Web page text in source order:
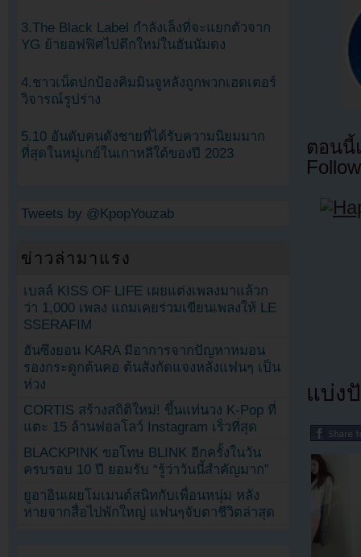
ตอนนี้
แบ่ง
3.The Black Label กำลังเล็งที่จะแยกตัวจาก
YG ย้ายอฟฟิศไปตึกใหม่ในฮันนัมดง
4.ชาวเน็ตปกป้องคิมมินจูหลังถูกพวกเฮดเตอร์
วิจารณ์รูปร่าง
5.10 อันดับคนดังชายที่ได้รับความนิยมมาก
ที่สุดในหมู่เกย์ในเกาหลีใต้ของปี 2023
Tweets by @KpopYouzab
ข่าวล่ามาแรง
เบลล์ KISS OF LIFE เผยแต่งเพลงมาแล้วก
ว่า 1,000 เพลง แถมเคยร่วมเขียนเพลงให้ LE
SSERAFIM
ฮันซึงยอน KARA มีอาการจากปัญหาหมอน
รองกระดูกต้นคอ ต้นสังกัดแจงหลังแฟนๆ เป็น
ห่วง
CORTIS สร้างสถิติใหม่! ขึ้นแท่นวง K-Pop ที่
แตะ 15 ล้านฟอลโลว์ Instagram เร็วที่สุด
BLACKPINK ขอโทษ BLINK อีกครั้งในวัน
ครบรอบ 10 ปี ยอมรับ “รู้ว่าวันนี้สำคัญมาก”
ยูอาอินเผยโมเมนต์สนิทกับเพื่อนหนุ่ม หลัง
หายจากสื่อไปพักใหญ่ แฟนๆจับตาชีวิตล่าสุด